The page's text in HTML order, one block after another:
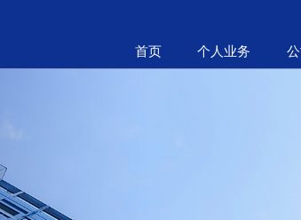
首页 个人业务